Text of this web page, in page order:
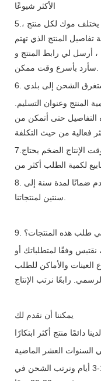
الأكثر شيوعًا
5.ما هو الحد الأدنى لكمية الطلب والتسعير؟ يختلف موك لكل منتج ،
المنتج الذي تهتم
، أرسل لي رابط المنتج و
الشحن إلى بلدي
المنتج وعنوان التسليم.
التفاصيل حتى أتمكن من
فعالية من حيث التكلفة
7.ماذا عن المهلة؟ العينة يحتاج 3-5 أيام ، ووقت الإنتاج الضخم يحتاج
8. هل تقدمون ضمانًا للمنتجات؟ نعم ، نحن نقدم ضمانًا لمدة سنة إلى
طلب هذه المنتجات؟
نقتبس وفقًا لمتطلباتك أو
العينات والأماكن للطلب
يمكننا أن نقدم لك
لدينا دائمًا منتج أكثر ابتكارًا
نحن نقدم عروض الأسعار في غضون 1-3 أيام ونرتب الشحن في